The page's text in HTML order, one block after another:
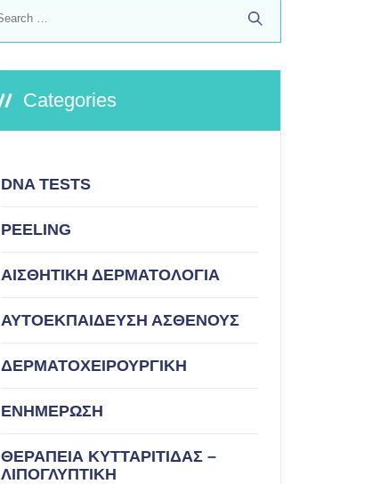
Categories
DNA TESTS
PEELING
ΑΙΣΘΗΤΙΚΗ ΔΕΡΜΑΤΟΛΟΓΙΑ
ΑΥΤΟΕΚΠΑΙΔΕΥΣΗ ΑΣΘΕΝΟΥΣ
ΔΕΡΜΑΤΟΧΕΙΡΟΥΡΓΙΚΗ
ΕΝΗΜΕΡΩΣΗ
ΘΕΡΑΠΕΙΑ ΚΥΤΤΑΡΙΤΙΔΑΣ –
ΛΙΠΟΓΛΥΠΤΙΚΗ